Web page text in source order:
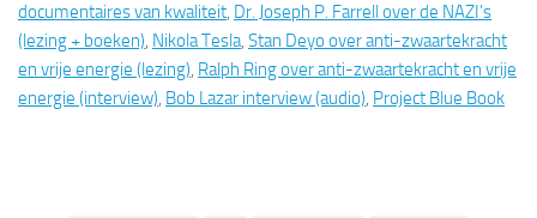
documentaires van kwaliteit, Dr. Joseph P. Farrell over de NAZI’s
(lezing + boeken), Nikola Tesla, Stan Deyo over anti-zwaartekracht
en vrije energie (lezing), Ralph Ring over anti-zwaartekracht en vrije
energie (interview), Bob Lazar interview (audio), Project Blue Book